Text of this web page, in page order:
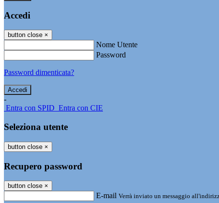
Accedi
button close ×
Nome Utente
Password
Password dimenticata?
-
Entra con SPID Entra con CIE
Seleziona utente
button close ×
Recupero password
button close ×
E-mail Verrà inviato un messaggio